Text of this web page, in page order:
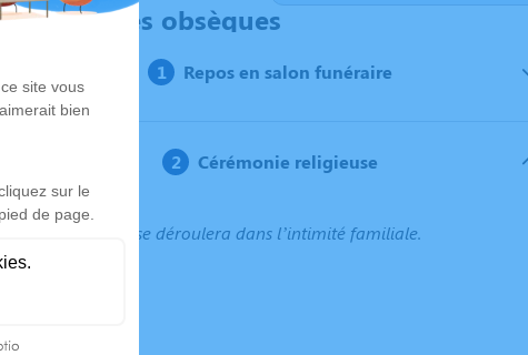
Déroulé des obsèques
Repos en salon funéraire
Cérémonie religieuse
Ce service se déroulera dans l’intimité familiale.